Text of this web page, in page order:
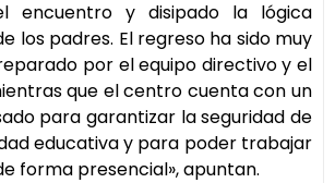
encuentro y disipado la lógica
los padres. El regreso ha sido muy
por el equipo directivo y el
que el centro cuenta con un
para garantizar la seguridad de
educativa y para poder trabajar
forma presencial», apuntan.